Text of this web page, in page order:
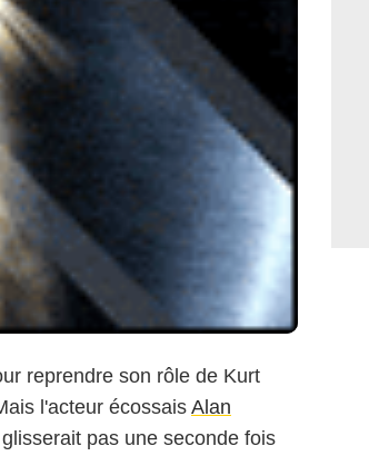
reprendre son rôle de Kurt
l'acteur écossais Alan
pas une seconde fois